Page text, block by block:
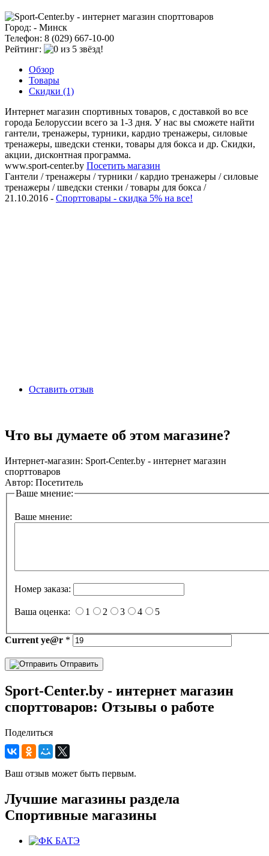
Город: - Минск
Телефон: 8 (029) 667-10-00
Рейтинг:
Обзор
Товары
Скидки (1)
Интернет магазин спортивных товаров, с доставкой во все
города Белоруссии всего за 1-3 дня. У нас вы сможете найти
гантели, тренажеры, турники, кардио тренажеры, силовые
тренажеры, шведски стенки, товары для бокса и др. Скидки,
акции, дисконтная программа.
www.sport-center.by Посетить магазин
Гантели / тренажеры / турники / кардио тренажеры / силовые
тренажеры / шведски стенки / товары для бокса /
21.10.2016 - Спорттовары - скидка 5% на все!
Оставить отзыв
Что вы думаете об этом магазине?
Интернет-магазин: Sport-Center.by - интернет магазин
спорттоваров
Автор: Посетитель
Ваше мнение:
Ваше мнение:
Номер заказа:
Ваша оценка: 1 2 3 4 5
Current ye@r *
Отправить
Sport-Center.by - интернет магазин
спорттоваров: Отзывы о работе
Поделиться
Ваш отзыв может быть первым.
Лучшие магазины раздела
Спортивные магазины